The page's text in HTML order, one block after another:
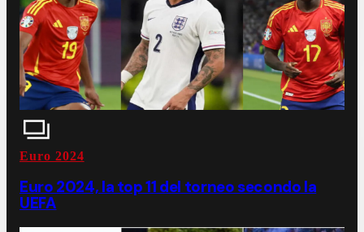
Euro 2024
Euro 2024, la top 11 del torneo secondo la
UEFA